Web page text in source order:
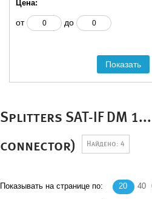
Цена:
от до
Показать
Splitters SAT-IF DM
connector)
Найдено: 4
Показывать на странице по: 20 40